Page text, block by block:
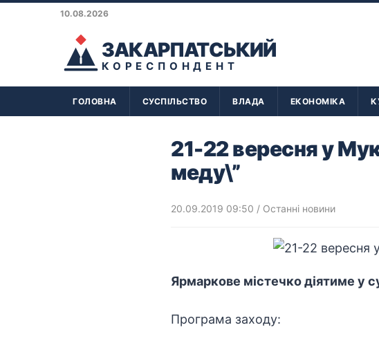
10.08.2026
ЗАКАРПАТСЬКИЙ
КОРЕСПОНДЕНТ
ГОЛОВНА СУСПІЛЬСТВО ВЛАДА ЕКОНОМІКА
21-22 вересня у
меду\”
20.09.2019 09:50 / Останні новини
Ярмаркове містечко діятиме у
Програма заходу: